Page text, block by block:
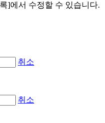
]에서 수정할 수 있습니다.
취소
취소